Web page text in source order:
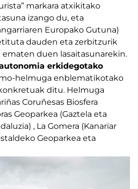
markara atxikitako
izango du, eta
Europako Gutuna)
dauden eta zerbitzurik
duen lasaitasunarekin.
erkidegotako
helmuga enblematikotako
ditu. Helmuga
Coruñesas Biosfera
Geoparkea (Gaztela eta
, La Gomera (Kanariar
Geoparkea eta